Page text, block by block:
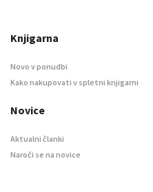
Knjigarna
Novo v ponudbi
Kako nakupovati v spletni knjigarni
Novice
Aktualni članki
Naroči se na novice